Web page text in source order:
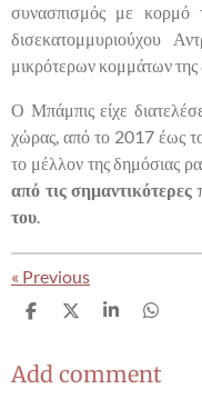
συνασπισμός με κορμό
δισεκατομμυριούχου
μικρότερων κομμάτων της
Ο Μπάμπις είχε
χώρας, από το 2017 έως
το μέλλον της δημόσιας
από τις σημαντικότερες
του.
« Previous
S
r
e
S
r
e
S
r
e
S
r
e
Add comment